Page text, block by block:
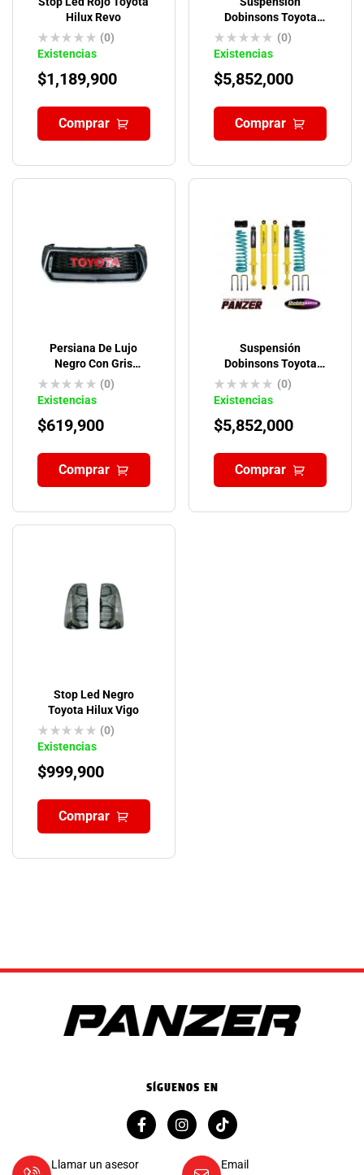
Hilux Revo
(0)
Existencias
$1,189,900
Comprar
Dobinsons Toyota
Hilux Vigo 2005-2015
(0)
Existencias
$5,852,000
Comprar
Persiana De Lujo
Negro Con Gris
Toyota Hilux Revo
(0)
Existencias
$619,900
Comprar
Suspensión
Dobinsons Toyota
Hilux Revo 2015-ON
(QUICK RIDE)
(0)
Existencias
$5,852,000
Comprar
Stop Led Negro
Toyota Hilux Vigo
(0)
Existencias
$999,900
Comprar
SÍGUENOS EN
Llamar un asesor Email